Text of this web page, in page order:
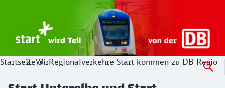
Start Unterelbe und Start
Ab August 2026 ist Start Teil der DB Regio. Ziel ist ein
StartseiteWirRegionalverkehre Start kommen zu DB Regio